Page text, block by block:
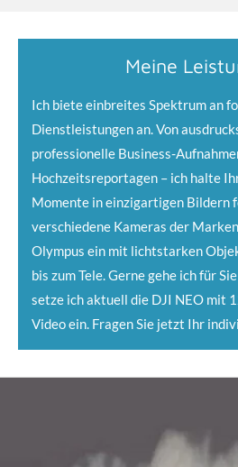
Meine
Ich biete einbreites Spektrum an
Dienstleistungen an. Von
professionelle Business-
Hochzeitsreportagen – ich halte
Momente in einzigartigen Bildern
verschiedene Kameras der
Olympus ein mit lichtstarken
bis zum Tele. Gerne gehe ich für
setze ich aktuell die DJI NEO mit
Video ein. Fragen Sie jetzt Ihr